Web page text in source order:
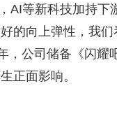
AI等新科技加持下
的向上弹性，我们
，公司储备《闪耀
正面影响。